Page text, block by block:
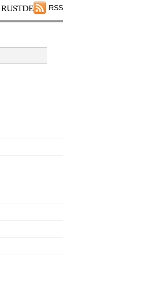
RSS
RUSTDESK